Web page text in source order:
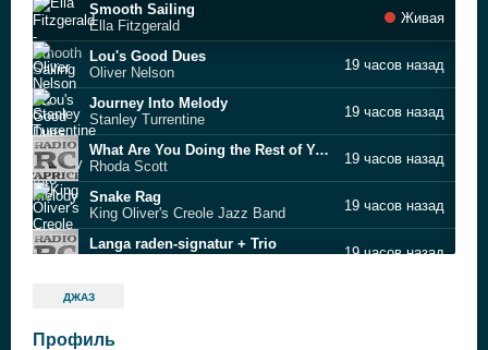
Smooth Sailing
Ella Fitzgerald
Живая
Lou's Good Dues
Oliver Nelson
19 часов назад
Journey Into Melody
Stanley Turrentine
19 часов назад
What Are You Doing the Rest of Your Life
Rhoda Scott
19 часов назад
Snake Rag
King Oliver's Creole Jazz Band
19 часов назад
Langa raden-signatur + Trio
19 часов назад
A Long Drink of the Blues
Fracture
ДЖАЗ
Профиль